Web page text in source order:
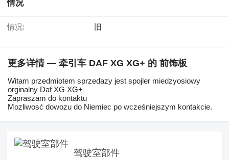
情况
情况: 旧
更多详情 — 牵引车 DAF XG XG+ 的 前饰板
Witam przedmiotem sprzedazy jest spojler miedzyosiowy
orginalny Daf XG XG+
Zapraszam do kontaktu
Mozliwosć dowozu do Niemiec po wcześniejszym kontakcie.
驾驶室部件